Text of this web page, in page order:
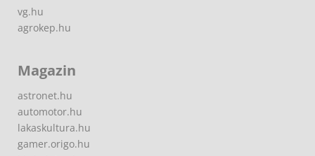
vg.hu
agrokep.hu
Magazin
astronet.hu
automotor.hu
lakaskultura.hu
gamer.origo.hu